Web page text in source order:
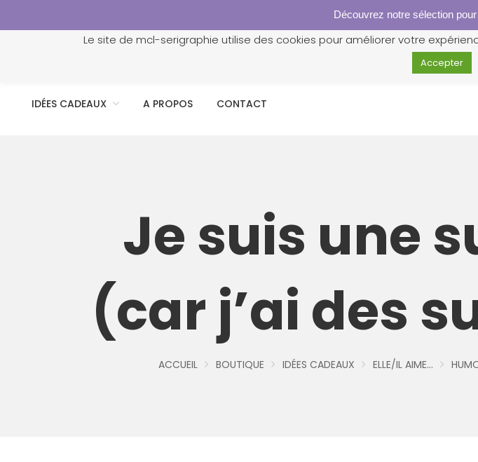
Découvrez notre sélection
IDÉES CADEAUX A PROPOS CONTACT
Je suis une
(car j’ai des
ACCUEIL BOUTIQUE IDÉES CADEAUX ELLE/IL AIME...
Gestion
Le site de mcl-serigraphie utilise des cookies pour améliorer votre
Accepter